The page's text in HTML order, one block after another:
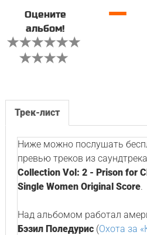
Оцените
альбом!
—
Трек-лист
Ниже можно послушать
превью треков из саундтрека
Collection Vol: 2 - Prison for
Single Women Original Score.
Над альбомом работал
Бэзил Поледурис(Охота за